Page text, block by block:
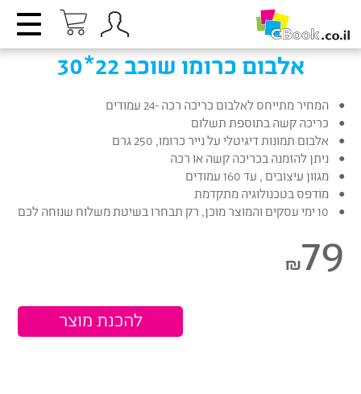
אלבום כרומו שוכב 22*30
המחיר מתייחס לאלבום כריכה רכה -24 עמודים
כריכה קשה בתוספת תשלום
אלבום תמונות דיגיטלי על נייר כרומו, 250 גרם
ניתן להזמנה בכריכה קשה או רכה
מגוון עיצובים , עד 160 עמודים
מודפס בטכנולוגיה מתקדמת
10 ימי עסקים והמוצר מוכן, רק תבחרו בשיטת משלוח שנוחה לכם
79
₪